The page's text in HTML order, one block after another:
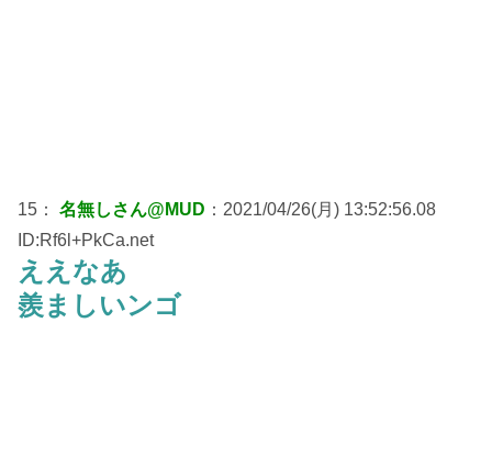
15： 名無しさん@MUD ：2021/04/26(月) 13:52:56.08
ID:Rf6l+PkCa.net
ええなあ
羨ましいンゴ